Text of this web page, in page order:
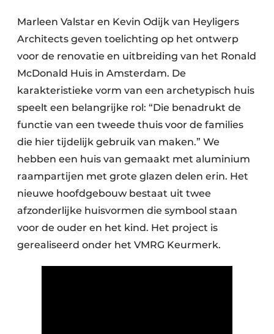
Uitnodiging Rondetafelgesprek – 20 jaar Profiel
Vacature aanmelden
Vacatures
Werben
Marleen Valstar en Kevin Odijk van Heyligers
Architects geven toelichting op het ontwerp
voor de renovatie en uitbreiding van het Ronald
McDonald Huis in Amsterdam. De
karakteristieke vorm van een archetypisch huis
speelt een belangrijke rol: “Die benadrukt de
functie van een tweede thuis voor de families
die hier tijdelijk gebruik van maken.” We
hebben een huis van gemaakt met aluminium
raampartijen met grote glazen delen erin. Het
nieuwe hoofdgebouw bestaat uit twee
afzonderlijke huisvormen die symbool staan
voor de ouder en het kind. Het project is
gerealiseerd onder het VMRG Keurmerk.